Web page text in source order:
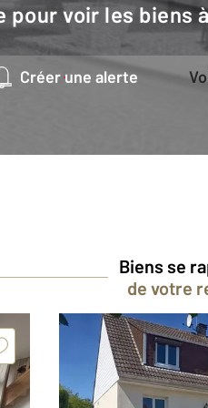
pour voir les biens
Créer une alerte
Biens se
de votre